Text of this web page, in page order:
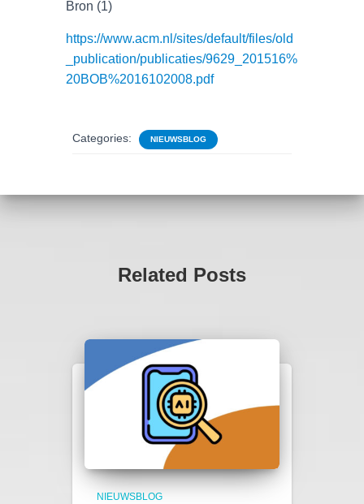
Bron (1)
https://www.acm.nl/sites/default/files/old
_publication/publicaties/9629_201516%
20BOB%2016102008.pdf
Categories: NIEUWSBLOG
Related Posts
NIEUWSBLOG